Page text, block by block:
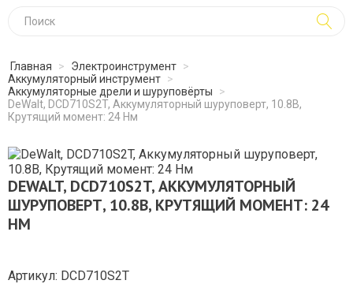
Главная > Электроинструмент >
Аккумуляторный инструмент >
Аккумуляторные дрели и шуруповёрты
>
DeWalt, DCD710S2T, Аккумуляторный шуруповерт, 10.8В,
Крутящий момент: 24 Нм
DEWALT, DCD710S2T, АККУМУЛЯТОРНЫЙ
ШУРУПОВЕРТ, 10.8В, КРУТЯЩИЙ МОМЕНТ: 24
НМ
Артикул: DCD710S2T